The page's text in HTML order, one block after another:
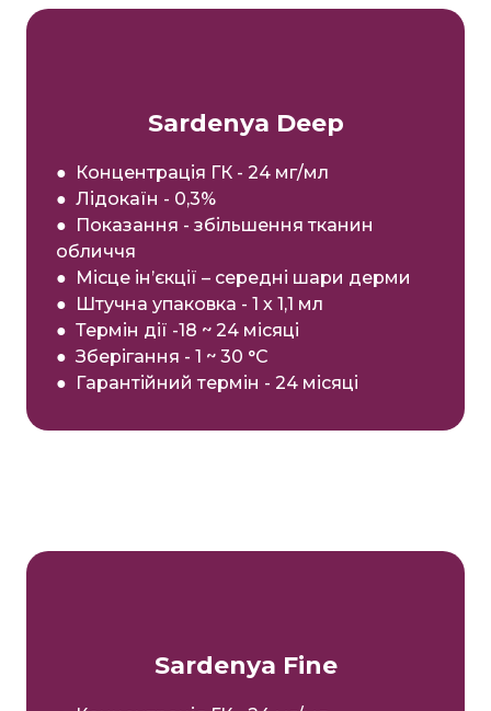
Sardenya Deep
● Концентрація ГК - 24 мг/мл
● Лідокаїн - 0,3%
● Показання - збільшення тканин
обличчя
● Місце ін’єкції – середні шари дерми
● Штучна упаковка - 1 х 1,1 мл
● Термін дії -18 ~ 24 місяці
● Зберігання - 1 ~ 30 °С
● Гарантійний термін - 24 місяці
Sardenya Fine